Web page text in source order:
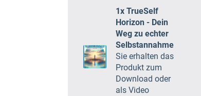
1x TrueSelf
Horizon - Dein
Weg zu echter
Selbstannahme
Sie erhalten das
Produkt zum
Download oder
als Video